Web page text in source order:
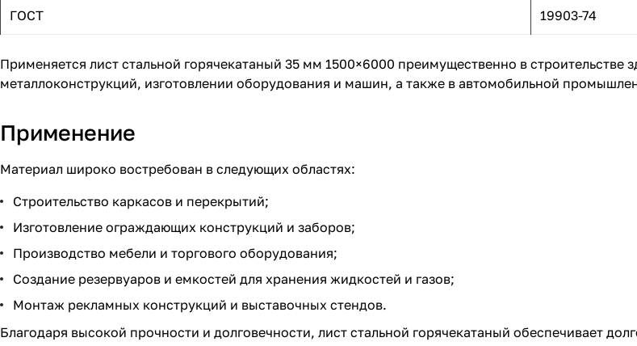
ГОСТ 19903-74
Применяется лист стальной горячекатаный 35 мм 1500×6000 преимущественно в строительстве
металлоконструкций, изготовлении оборудования и машин, а также в автомобильной
Применение
Материал широко востребован в следующих областях:
Строительство каркасов и перекрытий;
Изготовление ограждающих конструкций и заборов;
Производство мебели и торгового оборудования;
Создание резервуаров и емкостей для хранения жидкостей и газов;
Монтаж рекламных конструкций и выставочных стендов.
Благодаря высокой прочности и долговечности, лист стальной горячекатаный обеспечивает